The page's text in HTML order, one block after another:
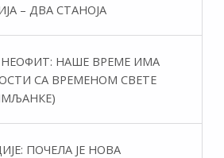
– ДВА СТАНОЈА
НАШЕ ВРЕМЕ ИМА
СА ВРЕМЕНОМ СВЕТЕ
ПОЧЕЛА ЈЕ НОВА